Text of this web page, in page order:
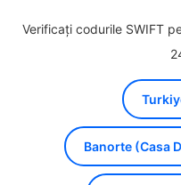
Verificați codurile SWIFT
Banorte (Casa